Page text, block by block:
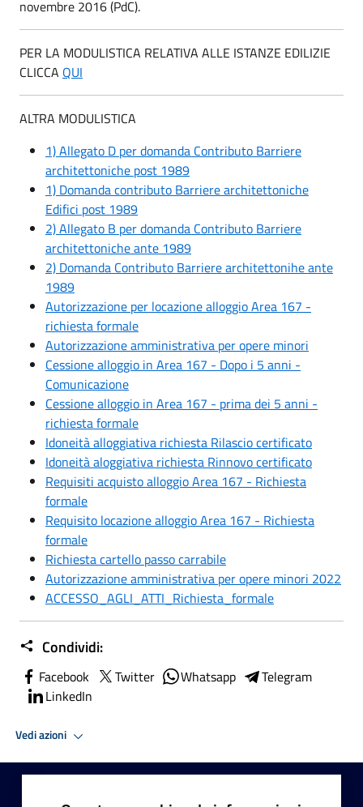
novembre 2016 (PdC).
PER LA MODULISTICA RELATIVA ALLE ISTANZE EDILIZIE
CLICCA QUI
ALTRA MODULISTICA
1) Allegato D per domanda Contributo Barriere
architettoniche post 1989
1) Domanda contributo Barriere architettoniche
Edifici post 1989
2) Allegato B per domanda Contributo Barriere
architettoniche ante 1989
2) Domanda Contributo Barriere architettonihe ante
1989
Autorizzazione per locazione alloggio Area 167 -
richiesta formale
Autorizzazione amministrativa per opere minori
Cessione alloggio in Area 167 - Dopo i 5 anni -
Comunicazione
Cessione alloggio in Area 167 - prima dei 5 anni -
richiesta formale
Idoneità alloggiativa richiesta Rilascio certificato
Idoneità aloggiativa richiesta Rinnovo certificato
Requisiti acquisto alloggio Area 167 - Richiesta
formale
Requisito locazione alloggio Area 167 - Richiesta
formale
Richiesta cartello passo carrabile
Autorizzazione amministrativa per opere minori 2022
ACCESSO_AGLI_ATTI_Richiesta_formale
Condividi:
Facebook Twitter Whatsapp
Telegram
LinkedIn
Vedi azioni